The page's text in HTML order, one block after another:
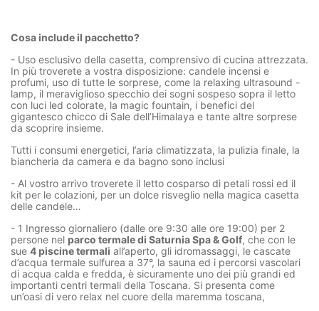
Cosa include il pacchetto?
- Uso esclusivo della casetta, comprensivo di cucina attrezzata.
In più troverete a vostra disposizione: candele incensi e
profumi, uso di tutte le sorprese, come la relaxing ultrasound -
lamp, il meraviglioso specchio dei sogni sospeso sopra il letto
con luci led colorate, la magic fountain, i benefici del
gigantesco chicco di Sale dell’Himalaya e tante altre sorprese
da scoprire insieme.
Tutti i consumi energetici, l’aria climatizzata, la pulizia finale, la
biancheria da camera e da bagno sono inclusi
- Al vostro arrivo troverete il letto cosparso di petali rossi ed il
kit per le colazioni, per un dolce risveglio nella magica casetta
delle candele…
- 1 Ingresso giornaliero (dalle ore 9:30 alle ore 19:00) per 2
persone nel parco termale di Saturnia Spa & Golf, che con le
sue 4 piscine termali all’aperto, gli idromassaggi, le cascate
d’acqua termale sulfurea a 37°, la sauna ed i percorsi vascolari
di acqua calda e fredda, è sicuramente uno dei più grandi ed
importanti centri termali della Toscana. Si presenta come
un’oasi di vero relax nel cuore della maremma toscana,